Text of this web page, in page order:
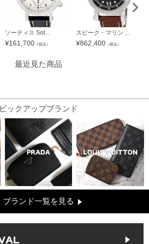
ソーティス Sot...
¥161,700 （税込）
スピーク・マリン ...
¥862,400 （税込）
最近見た商品
ピックアップブランド
ブランド一覧を見る